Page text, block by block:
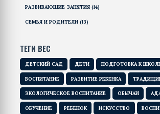
РАЗВИВАЮЩИЕ ЗАНЯТИЯ (14)
СЕМЬЯ И РОДИТЕЛИ (13)
ТЕГИ ВЕС
ДЕТСКИЙ САД ДЕТИ ПОДГОТОВКА К
ВОСПИТАНИЕ РАЗВИТИЕ РЕБЕНКА
ЭКОЛОГИЧЕСКОЕ ВОСПИТАНИЕ ОБЫЧАИ
ОБУЧЕНИЕ РЕБЕНОК ИСКУССТВО